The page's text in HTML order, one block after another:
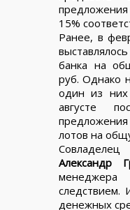
15%
Ранее, в
банка на
руб. Однако
один из
августе
лотов на
Александр
следствием.
денежных